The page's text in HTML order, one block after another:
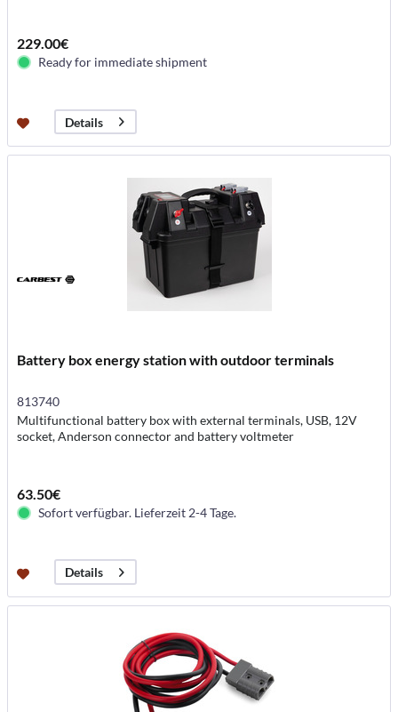
229.00€
Ready for immediate shipment
Details
Battery box energy station with outdoor terminals
813740
Multifunctional battery box with external terminals, USB, 12V
socket, Anderson connector and battery voltmeter
63.50€
Sofort verfügbar. Lieferzeit 2-4 Tage.
Details